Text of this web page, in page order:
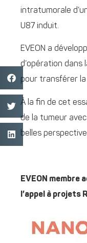
intratumorale
U87 induit.
EVEON a
d’opération dans
pour transférer la
À la fin de cet
de la tumeur
belles
EVEON membre
l’appel à projets